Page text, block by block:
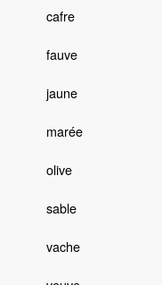
cafre
fauve
jaune
marée
olive
sable
vache